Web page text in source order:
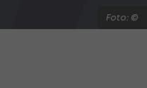
Foto: ©